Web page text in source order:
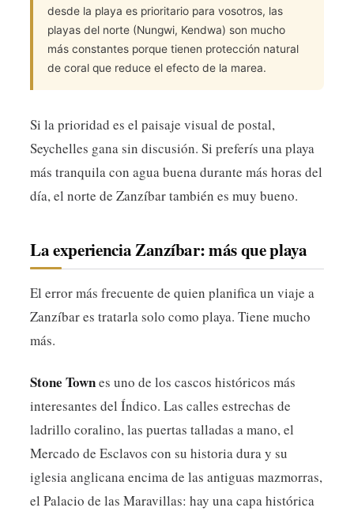
desde la playa es prioritario para vosotros, las
playas del norte (Nungwi, Kendwa) son mucho
más constantes porque tienen protección natural
de coral que reduce el efecto de la marea.
Si la prioridad es el paisaje visual de postal,
Seychelles gana sin discusión. Si preferís una playa
más tranquila con agua buena durante más horas del
día, el norte de Zanzíbar también es muy bueno.
La experiencia Zanzíbar: más que playa
El error más frecuente de quien planifica un viaje a
Zanzíbar es tratarla solo como playa. Tiene mucho
más.
Stone Townes uno de los cascos históricos más
interesantes del Índico. Las calles estrechas de
ladrillo coralino, las puertas talladas a mano, el
Mercado de Esclavos con su historia dura y su
iglesia anglicana encima de las antiguas mazmorras,
el Palacio de las Maravillas: hay una capa histórica